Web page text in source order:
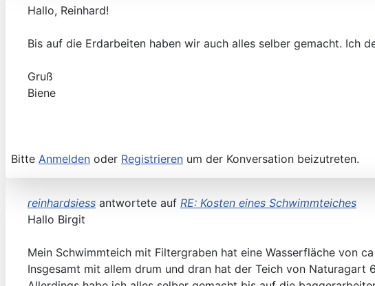
Hallo, Reinhard!
Bis auf die Erdarbeiten haben wir auch alles selber gemacht. Ich
Gruß
Biene
Bitte Anmelden oder Registrieren um der Konversation beizutreten.
reinhardsiess antwortete auf RE: Kosten eines Schwimmteiches
Hallo Birgit
Mein Schwimmteich mit Filtergraben hat eine Wasserfläche von
Insgesamt mit allem drum und dran hat der Teich von Naturagart